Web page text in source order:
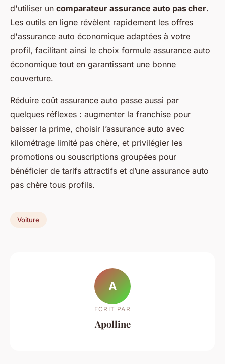
d'utiliser un comparateur assurance auto pas cher.
Les outils en ligne révèlent rapidement les offres
d'assurance auto économique adaptées à votre
profil, facilitant ainsi le choix formule assurance auto
économique tout en garantissant une bonne
couverture.
Réduire coût assurance auto passe aussi par
quelques réflexes : augmenter la franchise pour
baisser la prime, choisir l’assurance auto avec
kilométrage limité pas chère, et privilégier les
promotions ou souscriptions groupées pour
bénéficier de tarifs attractifs et d’une assurance auto
pas chère tous profils.
Voiture
A
ECRIT PAR
Apolline